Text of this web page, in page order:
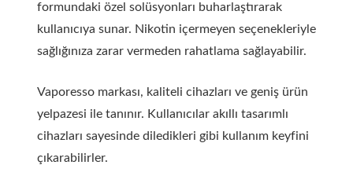
formundaki özel solüsyonları buharlaştırarak
kullanıcıya sunar. Nikotin içermeyen seçenekleriyle
sağlığınıza zarar vermeden rahatlama sağlayabilir.
Vaporesso markası, kaliteli cihazları ve geniş ürün
yelpazesi ile tanınır. Kullanıcılar akıllı tasarımlı
cihazları sayesinde diledikleri gibi kullanım keyfini
çıkarabilirler.